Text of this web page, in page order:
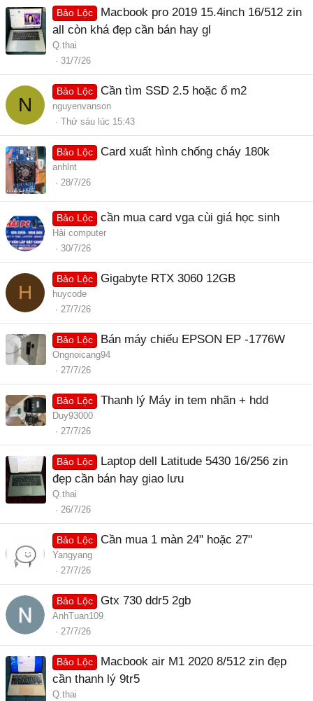
Bảo Lộc
Macbook pro 2019 15.4inch 16/512 zin
all còn khá đẹp cần bán hay gl
Q.thai
31/7/26
N
Bảo Lộc Cần tìm SSD 2.5 hoặc ổ m2
nguyenvanson
Thứ sáu lúc 15:43
Bảo Lộc Card xuất hình chống cháy 180k
anhlnt
28/7/26
Bảo Lộc cần mua card vga cùi giá học sinh
Hải computer
30/7/26
H
Bảo Lộc Gigabyte RTX 3060 12GB
huycode
27/7/26
Bảo Lộc Bán máy chiếu EPSON EP -1776W
Ongnoicang94
27/7/26
Bảo Lộc Thanh lý Máy in tem nhãn + hdd
Duy93000
27/7/26
Bảo Lộc
Laptop dell Latitude 5430 16/256 zin
đẹp cần bán hay giao lưu
Q.thai
26/7/26
Bảo Lộc Cần mua 1 màn 24" hoặc 27"
Yangyang
27/7/26
Bảo Lộc Gtx 730 ddr5 2gb
AnhTuan109
27/7/26
Bảo Lộc
Macbook air M1 2020 8/512 zin đẹp
cần thanh lý 9tr5
Q.thai